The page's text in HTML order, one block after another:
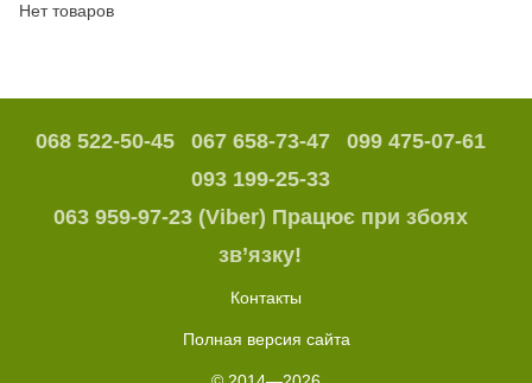
Нет товаров
068 522-50-45 067 658-73-47
099 475-07-61
093 199-25-33
063 959-97-23 (Viber) Працює при збоях
зв’язку!
Контакты
Полная версия сайта